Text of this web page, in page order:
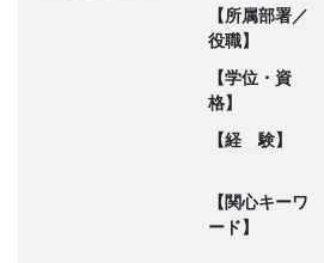
【所属部署／
役職】
【学位・資
格】
【経 験】
【関心キーワ
ード】